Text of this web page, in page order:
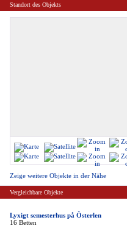
Standort des Objekts
Zeige weitere Objekte in der Nähe
Vergleichbare Objekte
Lyxigt semesterhus på Österlen
16 Betten